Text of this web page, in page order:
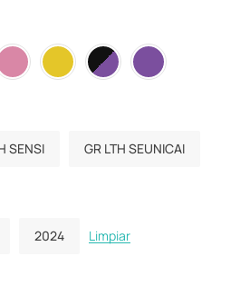
SENSI GR LTH SEUNICAI
2024 Limpiar